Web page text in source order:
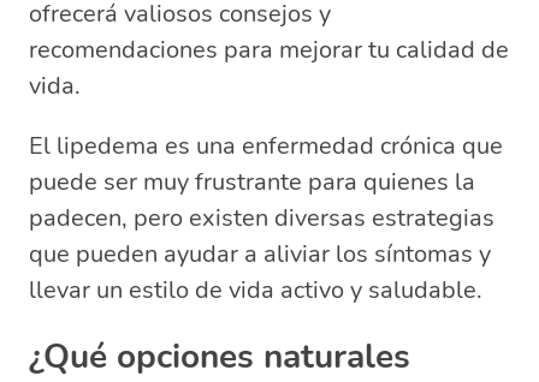
condiciones?
Técnicas no invasivas para mejorar los
síntomas del lipedema
tratamiento natural del lipedema
¿Cómo bajar la lipedema?
¿Qué ejercicios hacer si tengo
lipedema?
¿Que no debo comer si tengo
lipedema?
lipedema?
ofrecerá valiosos consejos y
recomendaciones para mejorar tu calidad de
vida.
El lipedema es una enfermedad crónica que
puede ser muy frustrante para quienes la
padecen, pero existen diversas estrategias
que pueden ayudar a aliviar los síntomas y
llevar un estilo de vida activo y saludable.
¿Qué opciones naturales